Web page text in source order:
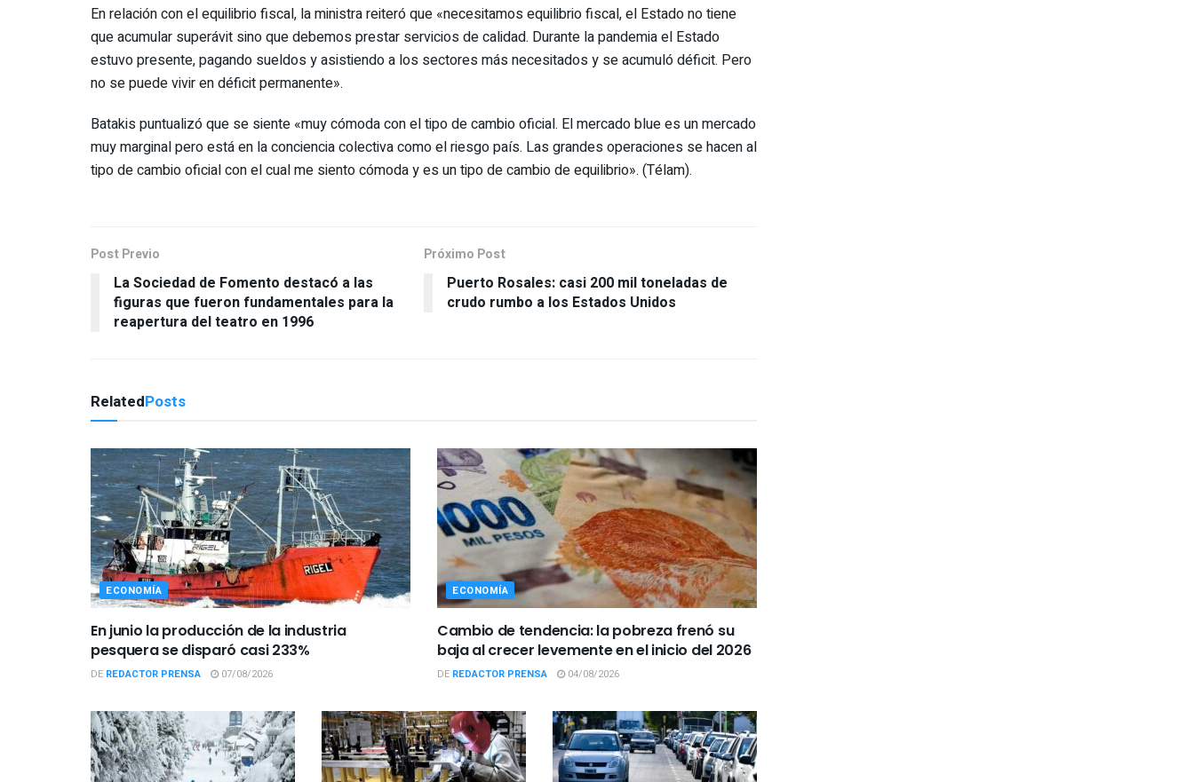
En relación con el equilibrio fiscal, la ministra reiteró que «necesitamos equilibrio fiscal, el Estado no tiene
que acumular superávit sino que debemos prestar servicios de calidad. Durante la pandemia el Estado
estuvo presente, pagando sueldos y asistiendo a los sectores más necesitados y se acumuló déficit. Pero
no se puede vivir en déficit permanente».
Batakis puntualizó que se siente «muy cómoda con el tipo de cambio oficial. El mercado blue es un mercado
muy marginal pero está en la conciencia colectiva como el riesgo país. Las grandes operaciones se hacen al
tipo de cambio oficial con el cual me siento cómoda y es un tipo de cambio de equilibrio». (Télam).
Post Previo
La Sociedad de Fomento destacó a las
figuras que fueron fundamentales para la
reapertura del teatro en 1996
Próximo Post
Puerto Rosales: casi 200 mil toneladas de
crudo rumbo a los Estados Unidos
RelatedPosts
ECONOMÍA
En junio la producción de la industria
pesquera se disparó casi 233%
DE REDACTOR PRENSA 07/08/2026
ECONOMÍA
Cambio de tendencia: la pobreza frenó su
baja al crecer levemente en el inicio del 2026
DE REDACTOR PRENSA 04/08/2026